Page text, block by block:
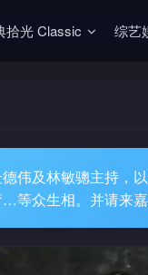
拾光 Classic 综艺
德伟及林敏骢主持
等众生相。并请来